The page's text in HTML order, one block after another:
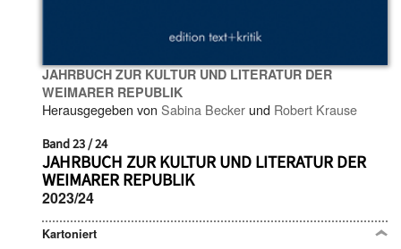
JAHRBUCH ZUR KULTUR UND LITERATUR DER
WEIMARER REPUBLIK
Herausgegeben von Sabina Becker und Robert Krause
Band 23 / 24
JAHRBUCH ZUR KULTUR UND LITERATUR DER
WEIMARER REPUBLIK
2023/24
Kartoniert